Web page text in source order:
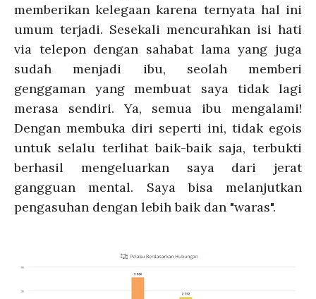
memberikan kelegaan karena ternyata hal ini
umum terjadi. Sesekali mencurahkan isi hati
via telepon dengan sahabat lama yang juga
sudah menjadi ibu, seolah memberi
genggaman yang membuat saya tidak lagi
merasa sendiri. Ya, semua ibu mengalami!
Dengan membuka diri seperti ini, tidak egois
untuk selalu terlihat baik-baik saja, terbukti
berhasil mengeluarkan saya dari jerat
gangguan mental. Saya bisa melanjutkan
pengasuhan dengan lebih baik dan "waras".